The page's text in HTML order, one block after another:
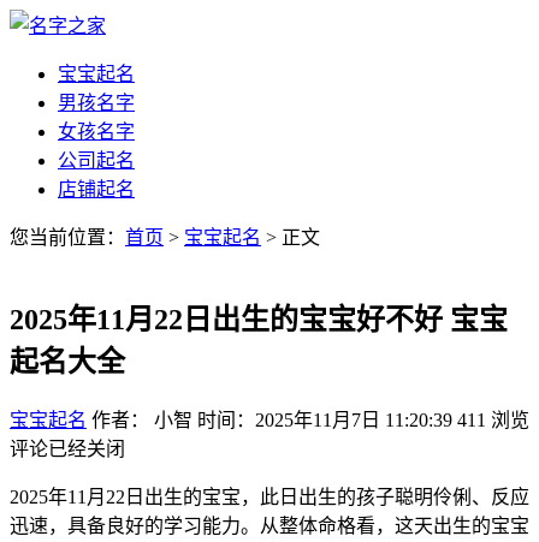
宝宝起名
男孩名字
女孩名字
公司起名
店铺起名
您当前位置： 首页 > 宝宝起名 > 正文
2025年11月22日出生的宝宝好不好 宝宝
起名大全
宝宝起名 作者： 小智 时间：2025年11月7日 11:20:39 411 浏览
评论已经关闭
2025年11月22日出生的宝宝，此日出生的孩子聪明伶俐、反应
迅速，具备良好的学习能力。从整体命格看，这天出生的宝宝